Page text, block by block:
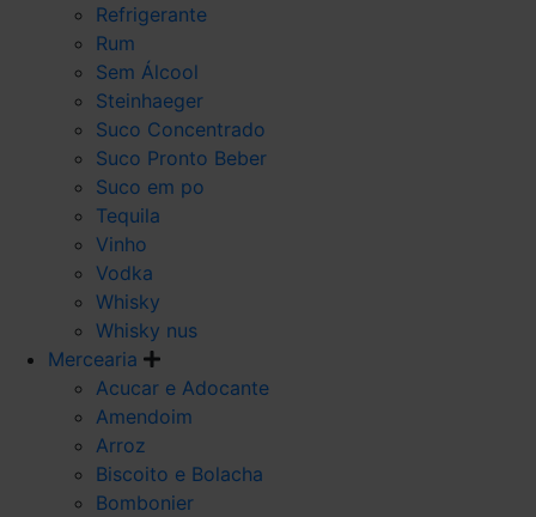
Refrigerante
Rum
Sem Álcool
Steinhaeger
Suco Concentrado
Suco Pronto Beber
Suco em po
Tequila
Vinho
Vodka
Whisky
Whisky nus
Mercearia
Acucar e Adocante
Amendoim
Arroz
Biscoito e Bolacha
Bombonier